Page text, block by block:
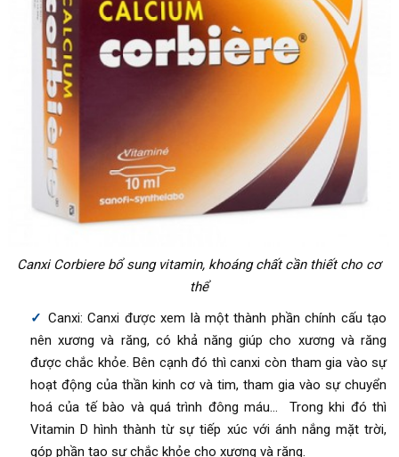
Canxi Corbiere bổ sung vitamin, khoáng chất cần thiết cho cơ
thể
Canxi: Canxi được xem là một thành phần chính cấu tạo
nên xương và răng, có khả năng giúp cho xương và răng
được chắc khỏe. Bên cạnh đó thì canxi còn tham gia vào sự
hoạt động của thần kinh cơ và tim, tham gia vào sự chuyển
hoá của tế bào và quá trình đông máu… Trong khi đó thì
Vitamin D hình thành từ sự tiếp xúc với ánh nắng mặt trời,
góp phần tạo sự chắc khỏe cho xương và răng.